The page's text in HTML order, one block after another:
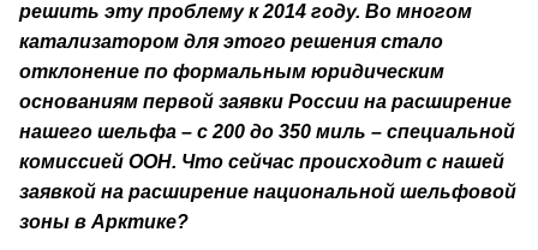
решить эту проблему к 2014 году. Во многом
катализатором для этого решения стало
отклонение по формальным юридическим
основаниям первой заявки России на расширение
нашего шельфа – с 200 до 350 миль – специальной
комиссией ООН. Что сейчас происходит с нашей
заявкой на расширение национальной шельфовой
зоны в Арктике?